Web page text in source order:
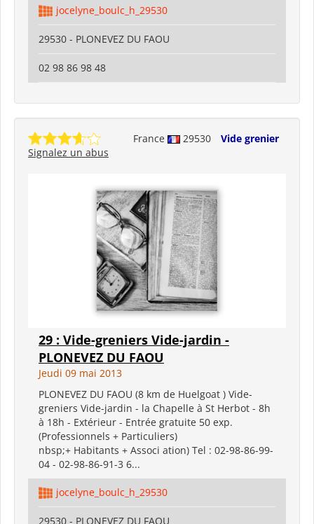
jocelyne_boulc_h_29530
29530 - PLONEVEZ DU FAOU
02 98 86 98 48
France 29530
Vide grenier
Signalez un abus
29 : Vide-greniers Vide-jardin -
PLONEVEZ DU FAOU
Jeudi 09 mai 2013
PLONEVEZ DU FAOU (8 km de Huelgoat ) Vide-
greniers Vide-jardin - la Chapelle à St Herbot - 8h
à 18h - Extérieur - Entrée gratuite 50 exp.
(Professionnels + Particuliers)
nbsp;+ Habitants + Associ ation) Tel : 02-98-86-99-
04 - 02-98-86-91-3 6...
jocelyne_boulc_h_29530
29530 - PLONEVEZ DU FAOU